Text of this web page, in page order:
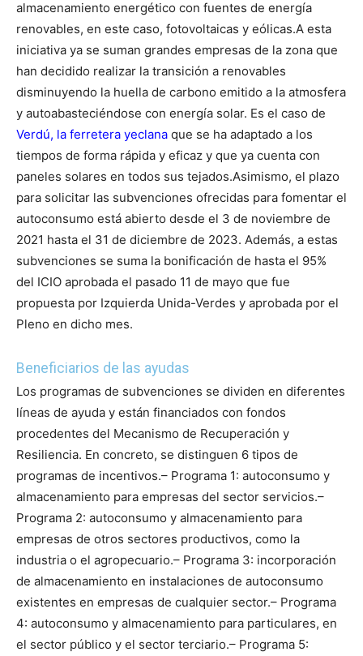
almacenamiento energético con fuentes de energía
renovables, en este caso, fotovoltaicas y eólicas.A esta
iniciativa ya se suman grandes empresas de la zona que
han decidido realizar la transición a renovables
disminuyendo la huella de carbono emitido a la atmosfera
y autoabasteciéndose con energía solar. Es el caso de
Verdú, la ferretera yeclana que se ha adaptado a los
tiempos de forma rápida y eficaz y que ya cuenta con
paneles solares en todos sus tejados.Asimismo, el plazo
para solicitar las subvenciones ofrecidas para fomentar el
autoconsumo está abierto desde el 3 de noviembre de
2021 hasta el 31 de diciembre de 2023. Además, a estas
subvenciones se suma la bonificación de hasta el 95%
del ICIO aprobada el pasado 11 de mayo que fue
propuesta por Izquierda Unida-Verdes y aprobada por el
Pleno en dicho mes.
Beneficiarios de las ayudas
Los programas de subvenciones se dividen en diferentes
líneas de ayuda y están financiados con fondos
procedentes del Mecanismo de Recuperación y
Resiliencia. En concreto, se distinguen 6 tipos de
programas de incentivos.– Programa 1: autoconsumo y
almacenamiento para empresas del sector servicios.–
Programa 2: autoconsumo y almacenamiento para
empresas de otros sectores productivos, como la
industria o el agropecuario.– Programa 3: incorporación
de almacenamiento en instalaciones de autoconsumo
existentes en empresas de cualquier sector.– Programa
4: autoconsumo y almacenamiento para particulares, en
el sector público y el sector terciario.– Programa 5: